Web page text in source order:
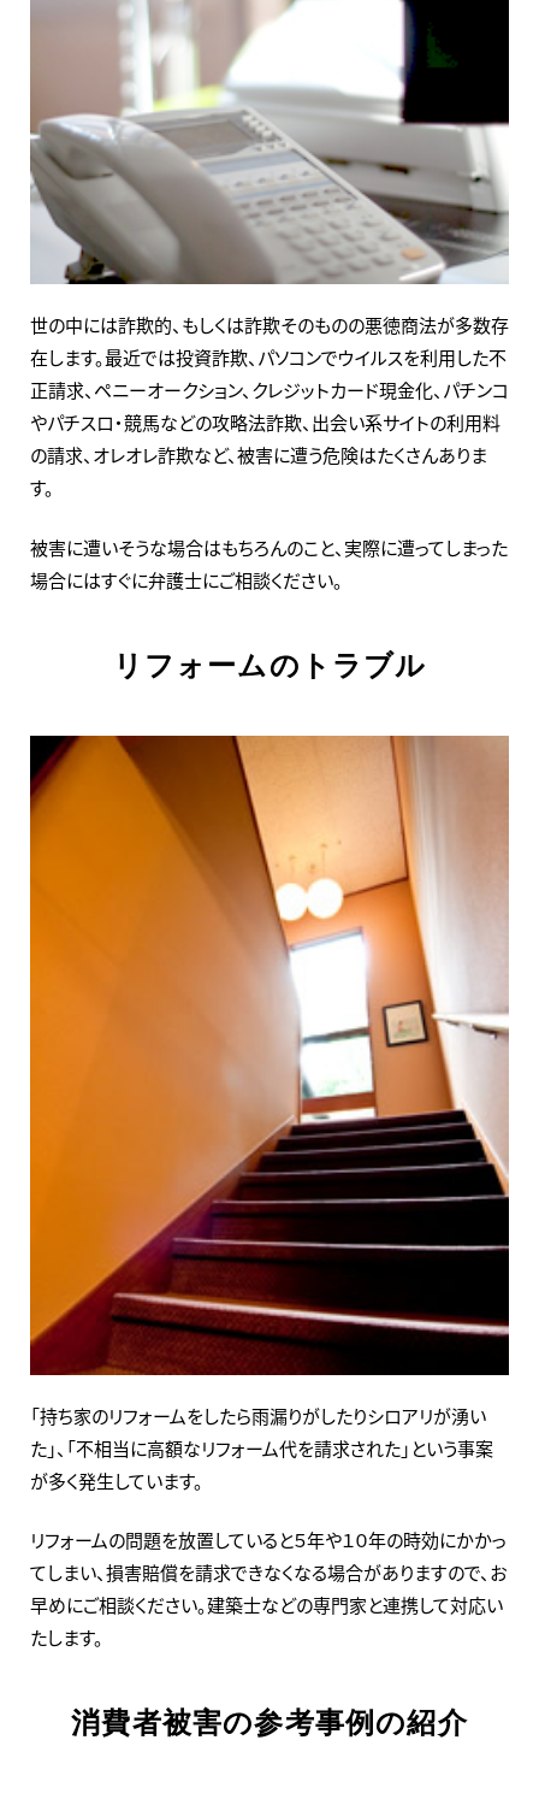
世の中には詐欺的、もしくは詐欺そのものの悪徳商法が多数存
在します。最近では投資詐欺、パソコンでウイルスを利用した不
正請求、ペニーオークション、クレジットカード現金化、パチンコ
やパチスロ・競馬などの攻略法詐欺、出会い系サイトの利用料
の請求、オレオレ詐欺など、被害に遭う危険はたくさんありま
す。
被害に遭いそうな場合はもちろんのこと、実際に遭ってしまった
場合にはすぐに弁護士にご相談ください。
リフォームのトラブル
「持ち家のリフォームをしたら雨漏りがしたりシロアリが湧い
た」、「不相当に高額なリフォーム代を請求された」という事案
が多く発生しています。
リフォームの問題を放置していると５年や１０年の時効にかかっ
てしまい、損害賠償を請求できなくなる場合がありますので、お
早めにご相談ください。建築士などの専門家と連携して対応い
たします。
消費者被害の参考事例の紹介